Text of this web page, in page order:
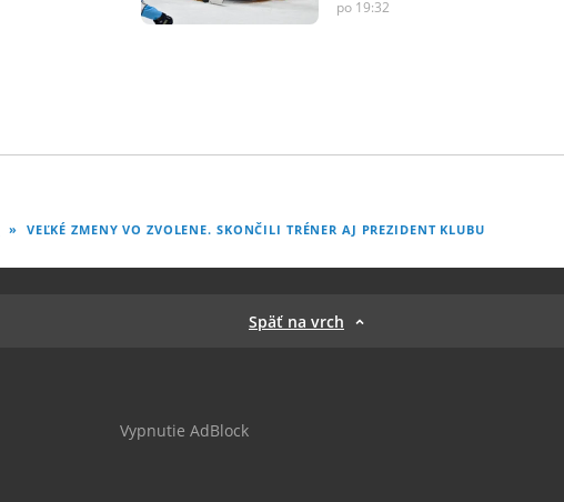
po 19:32
» VEĽKÉ ZMENY VO ZVOLENE. SKONČILI TRÉNER AJ PREZIDENT KLUBU
Späť na vrch
Vypnutie AdBlock